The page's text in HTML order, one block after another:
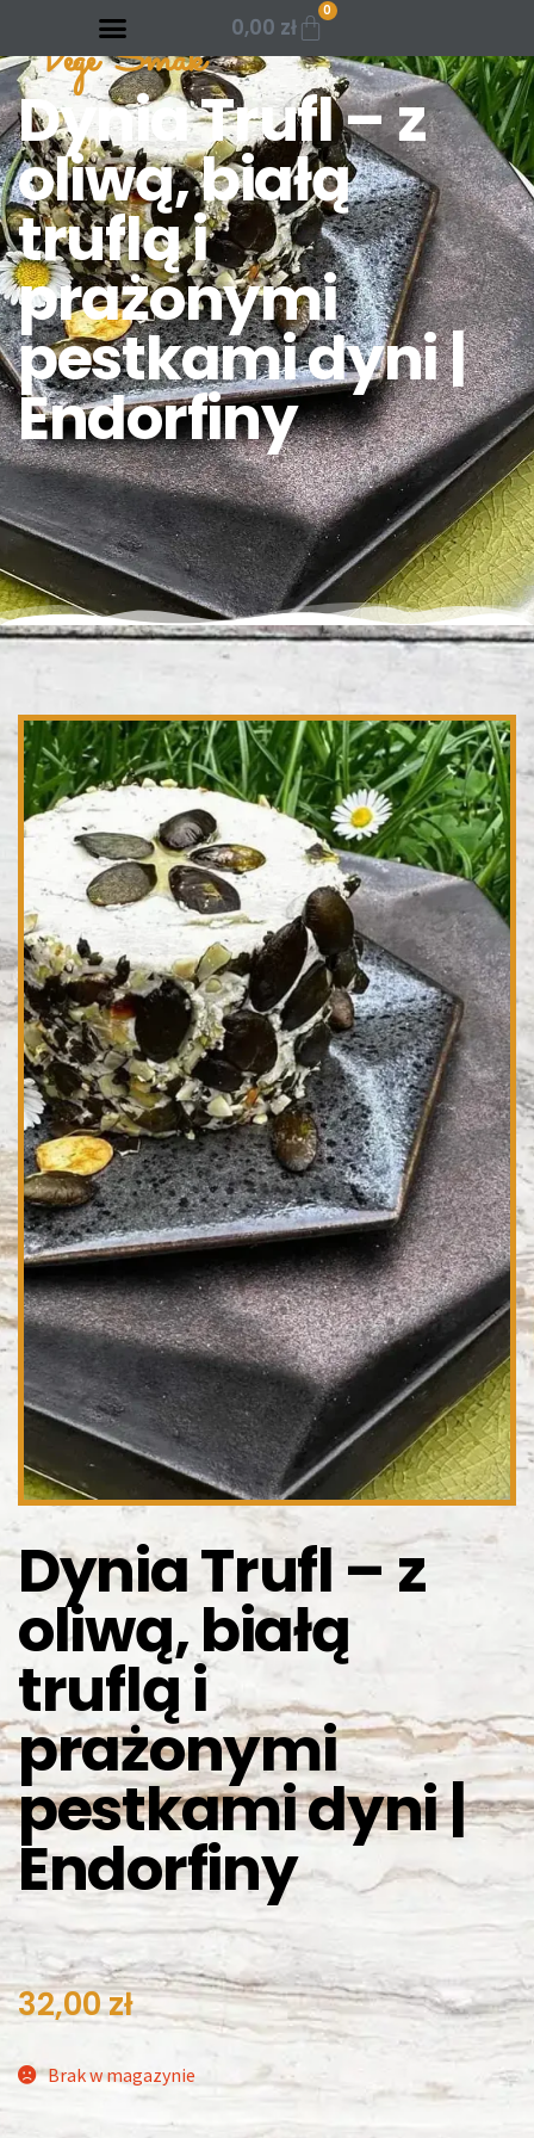
0,00 zł
0
Vege Smak
Dynia Trufl – z
oliwą, białą
truflą i
prażonymi
pestkami dyni |
Endorfiny
Dynia Trufl – z
oliwą, białą
truflą i
prażonymi
pestkami dyni |
Endorfiny
32,00zł
Brak w magazynie